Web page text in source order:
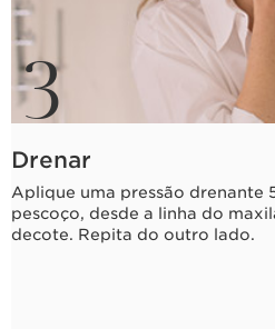
3
Drenar
Aplique uma pressão drenante
pescoço, desde a linha do
decote. Repita do outro lado.